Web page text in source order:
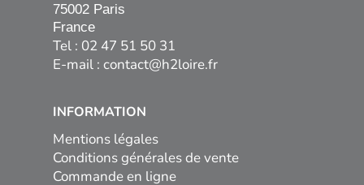
75002 Paris
France
Tel : 02 47 51 50 31
E-mail : contact@h2loire.fr
INFORMATION
Mentions légales
Conditions générales de vente
Commande en ligne